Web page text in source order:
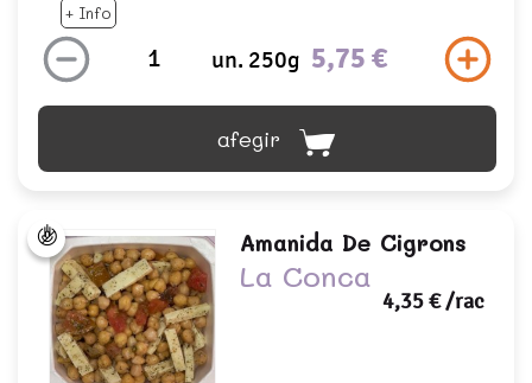
+ Info
un. 250g 5,75 €
afegir
Amanida De Cigrons
La Conca
4,35 €/rac